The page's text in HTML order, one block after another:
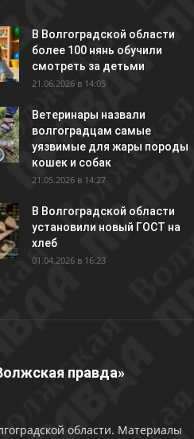
В Волгоградской области
более 100 нянь обучили
смотреть за детьми
21.06.2026 в 14:05
Ветеринары назвали
волгоградцам самые
уязвимые для жары породы
кошек и собак
21.05.2026 в 14:27
В Волгоградской области
установили новый ГОСТ на
хлеб
01.04.2026 в 16:23
правда»
области. Материалы